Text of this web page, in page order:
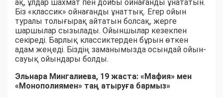
ақ, ұлдар шахмат пен дойбы ойнағанды ұнататын.
Біз «классик» ойнағанды ұнаттық. Егер ойын
туралы толығырақ айтатын болсақ, жерге
шаршылар сызылады. Ойыншылар кезекпен
секіреді. Барлық классиктерден бұрын өткен
адам жеңеді. Біздің заманымызда осындай ойын-
сауық ойындары болды.
Эльнара Мингалиева, 19 жаста: «Мафия» мен
«Монополиямен» таң атыруға бармыз»